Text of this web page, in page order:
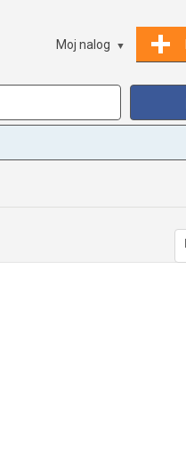
Moj nalog